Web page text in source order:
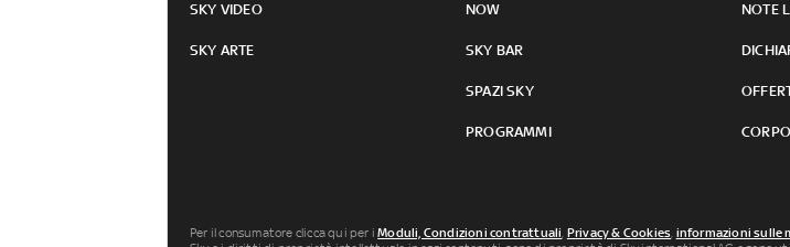
SKY VIDEO
SKY ARTE
NOW
SKY BAR
SPAZI SKY
PROGRAMMI
NOTE
Per il consumatore clicca qui per iModuli, Condizioni contrattuali, Privacy & Cookies, informazioni sulle